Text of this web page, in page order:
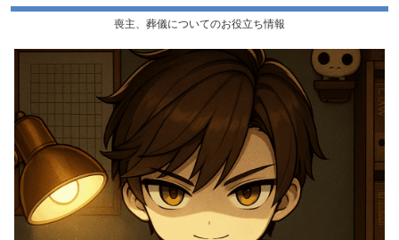
喪主、葬儀についてのお役立ち情報